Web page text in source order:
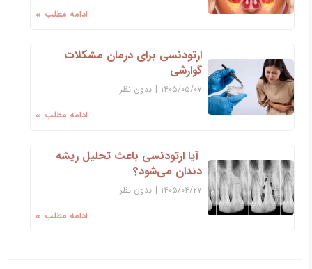
ادامه مطلب
ارتودنسی برای درمان مشکلات
گوارشی
۱۴۰۵/۰۵/۰۷ | بدون نظر
ادامه مطلب
آیا ارتودنسی باعث تحلیل ریشه
دندان می‌شود؟
۱۴۰۵/۰۴/۲۷ | بدون نظر
ادامه مطلب